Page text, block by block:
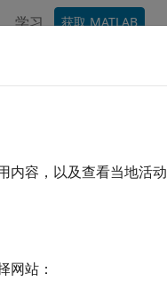
学习 获取 MATLAB
A project should not
默认
内容，以及查看当地活
网站：